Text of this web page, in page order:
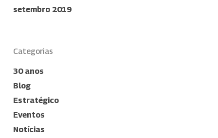
setembro 2019
Categorias
30 anos
Blog
Estratégico
Eventos
Notícias